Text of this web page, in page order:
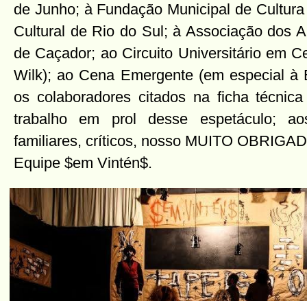
de Junho; à Fundação Municipal de
Cultural de Rio do Sul; à Associação dos
de Caçador; ao Circuito Universitário em
Wilk); ao Cena Emergente (em especial à
os colaboradores citados na ficha
trabalho em prol desse espetáculo;
familiares, críticos, nosso MUITO
Equipe $em Vintén$.